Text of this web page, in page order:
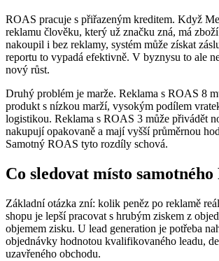
ROAS pracuje s přiřazeným kreditem. Když
reklamu člověku, který už značku zná, má
nakoupil i bez reklamy, systém může získat
reportu to vypadá efektivně. V byznysu to ale
nový růst.
Druhý problém je marže. Reklama s ROAS 8
produkt s nízkou marží, vysokým podílem
logistikou. Reklama s ROAS 3 může přivádět
nakupují opakovaně a mají vyšší průměrnou
Samotný ROAS tyto rozdíly schová.
Co sledovat místo samotného
Základní otázka zní: kolik peněz po reklamě
shopu je lepší pracovat s hrubým ziskem z
objemem zisku. U lead generation je potřeba
objednávky hodnotou kvalifikovaného leadu,
uzavřeného obchodu.